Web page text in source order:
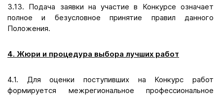
3.13. Подача заявки на участие в Конкурсе означает
полное и безусловное принятие правил данного
Положения.
4. Жюри и процедура выбора лучших работ
4.1. Для оценки поступивших на Конкурс работ
формируется межрегиональное профессиональное